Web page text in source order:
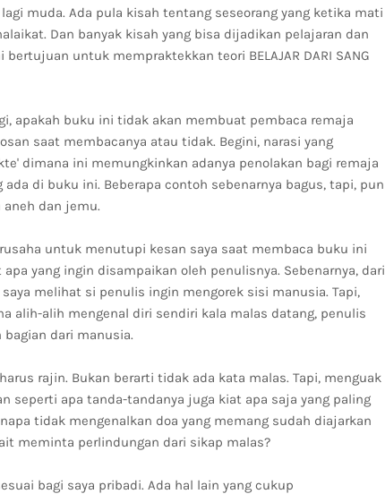
muda. Ada pula kisah tentang seseorang yang ketika mati
Dan banyak kisah yang bisa dijadikan pelajaran dan
untuk mempraktekkan teori BELAJAR DARI SANG
apakah buku ini tidak akan membuat pembaca remaja
saat membacanya atau tidak. Begini, narasi yang
dimana ini memungkinkan adanya penolakan bagi remaja
di buku ini. Beberapa contoh sebenarnya bagus, tapi, pun
dan jemu.
untuk menutupi kesan saya saat membaca buku ini
yang ingin disampaikan oleh penulisnya. Sebenarnya, dari
melihat si penulis ingin mengorek sisi manusia. Tapi,
alih-alih mengenal diri sendiri kala malas datang, penulis
dari manusia.
rajin. Bukan berarti tidak ada kata malas. Tapi, menguak
seperti apa tanda-tandanya juga kiat apa saja yang paling
tidak mengenalkan doa yang memang sudah diajarkan
meminta perlindungan dari sikap malas?
bagi saya pribadi. Ada hal lain yang cukup